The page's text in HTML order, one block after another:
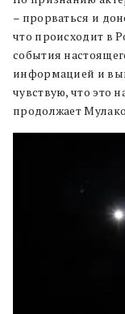
­– прорваться и
что происходит в
события
информацией и
чувствую, что это
продолжает